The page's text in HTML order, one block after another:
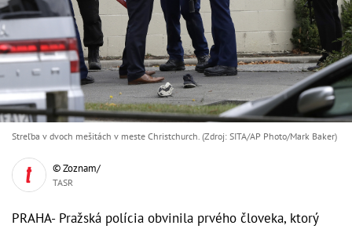
Streľba v dvoch mešitách v meste Christchurch. (Zdroj: SITA/AP Photo/Mark Baker)
© Zoznam/
TASR
PRAHA- Pražská polícia obvinila prvého človeka, ktorý